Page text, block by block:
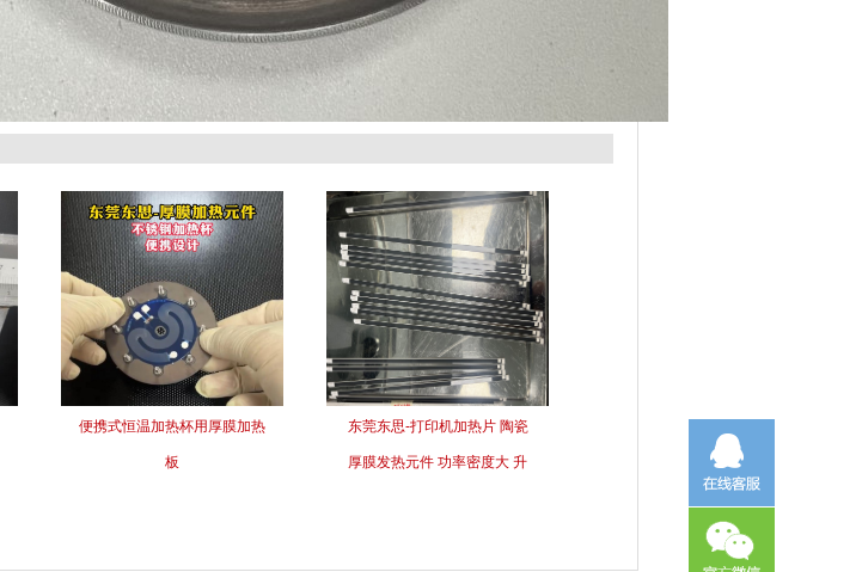
便携式恒温加热杯用厚膜加热
板
东莞东思-打印机加热片 陶瓷
厚膜发热元件 功率密度大 升